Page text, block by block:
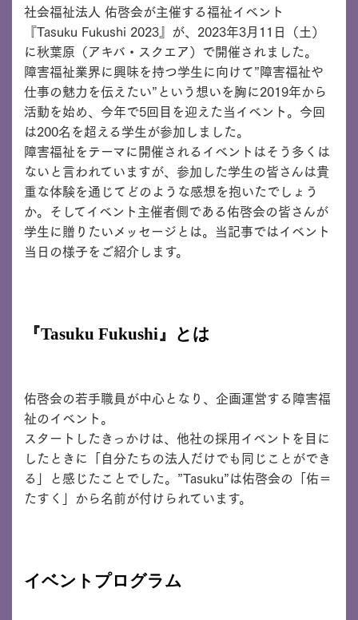
社会福祉法人 佑啓会が主催する福祉イベント
『Tasuku Fukushi 2023』が、2023年3月11日（土）
に秋葉原（アキバ・スクエア）で開催されました。
障害福祉業界に興味を持つ学生に向けて”障害福祉や
仕事の魅力を伝えたい”という想いを胸に2019年から
活動を始め、今年で5回目を迎えた当イベント。今回
は200名を超える学生が参加しました。
障害福祉をテーマに開催されるイベントはそう多くは
ないと言われていますが、参加した学生の皆さんは貴
重な体験を通じてどのような感想を抱いたでしょう
か。そしてイベント主催者側である佑啓会の皆さんが
学生に贈りたいメッセージとは。当記事ではイベント
当日の様子をご紹介します。
『Tasuku Fukushi』とは
佑啓会の若手職員が中心となり、企画運営する障害福
祉のイベント。
スタートしたきっかけは、他社の採用イベントを目に
したときに「自分たちの法人だけでも同じことができ
る」と感じたことでした。”Tasuku”は佑啓会の「佑＝
たすく」から名前が付けられています。
イベントプログラム